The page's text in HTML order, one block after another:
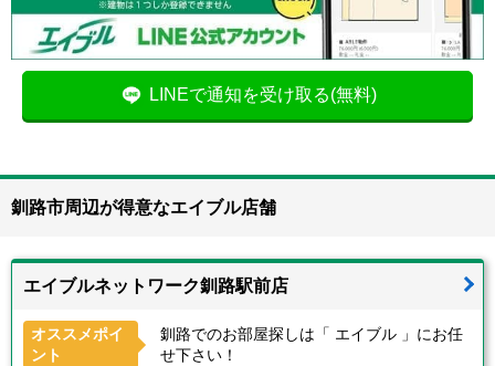
LINEで通知を受け取る(無料)
釧路市周辺が得意なエイブル店舗
エイブルネットワーク釧路駅前店
オススメポイ
ント
釧路でのお部屋探しは「 エイブル 」にお任
せ下さい！